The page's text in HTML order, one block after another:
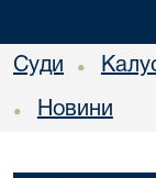
Суди •
• Новини